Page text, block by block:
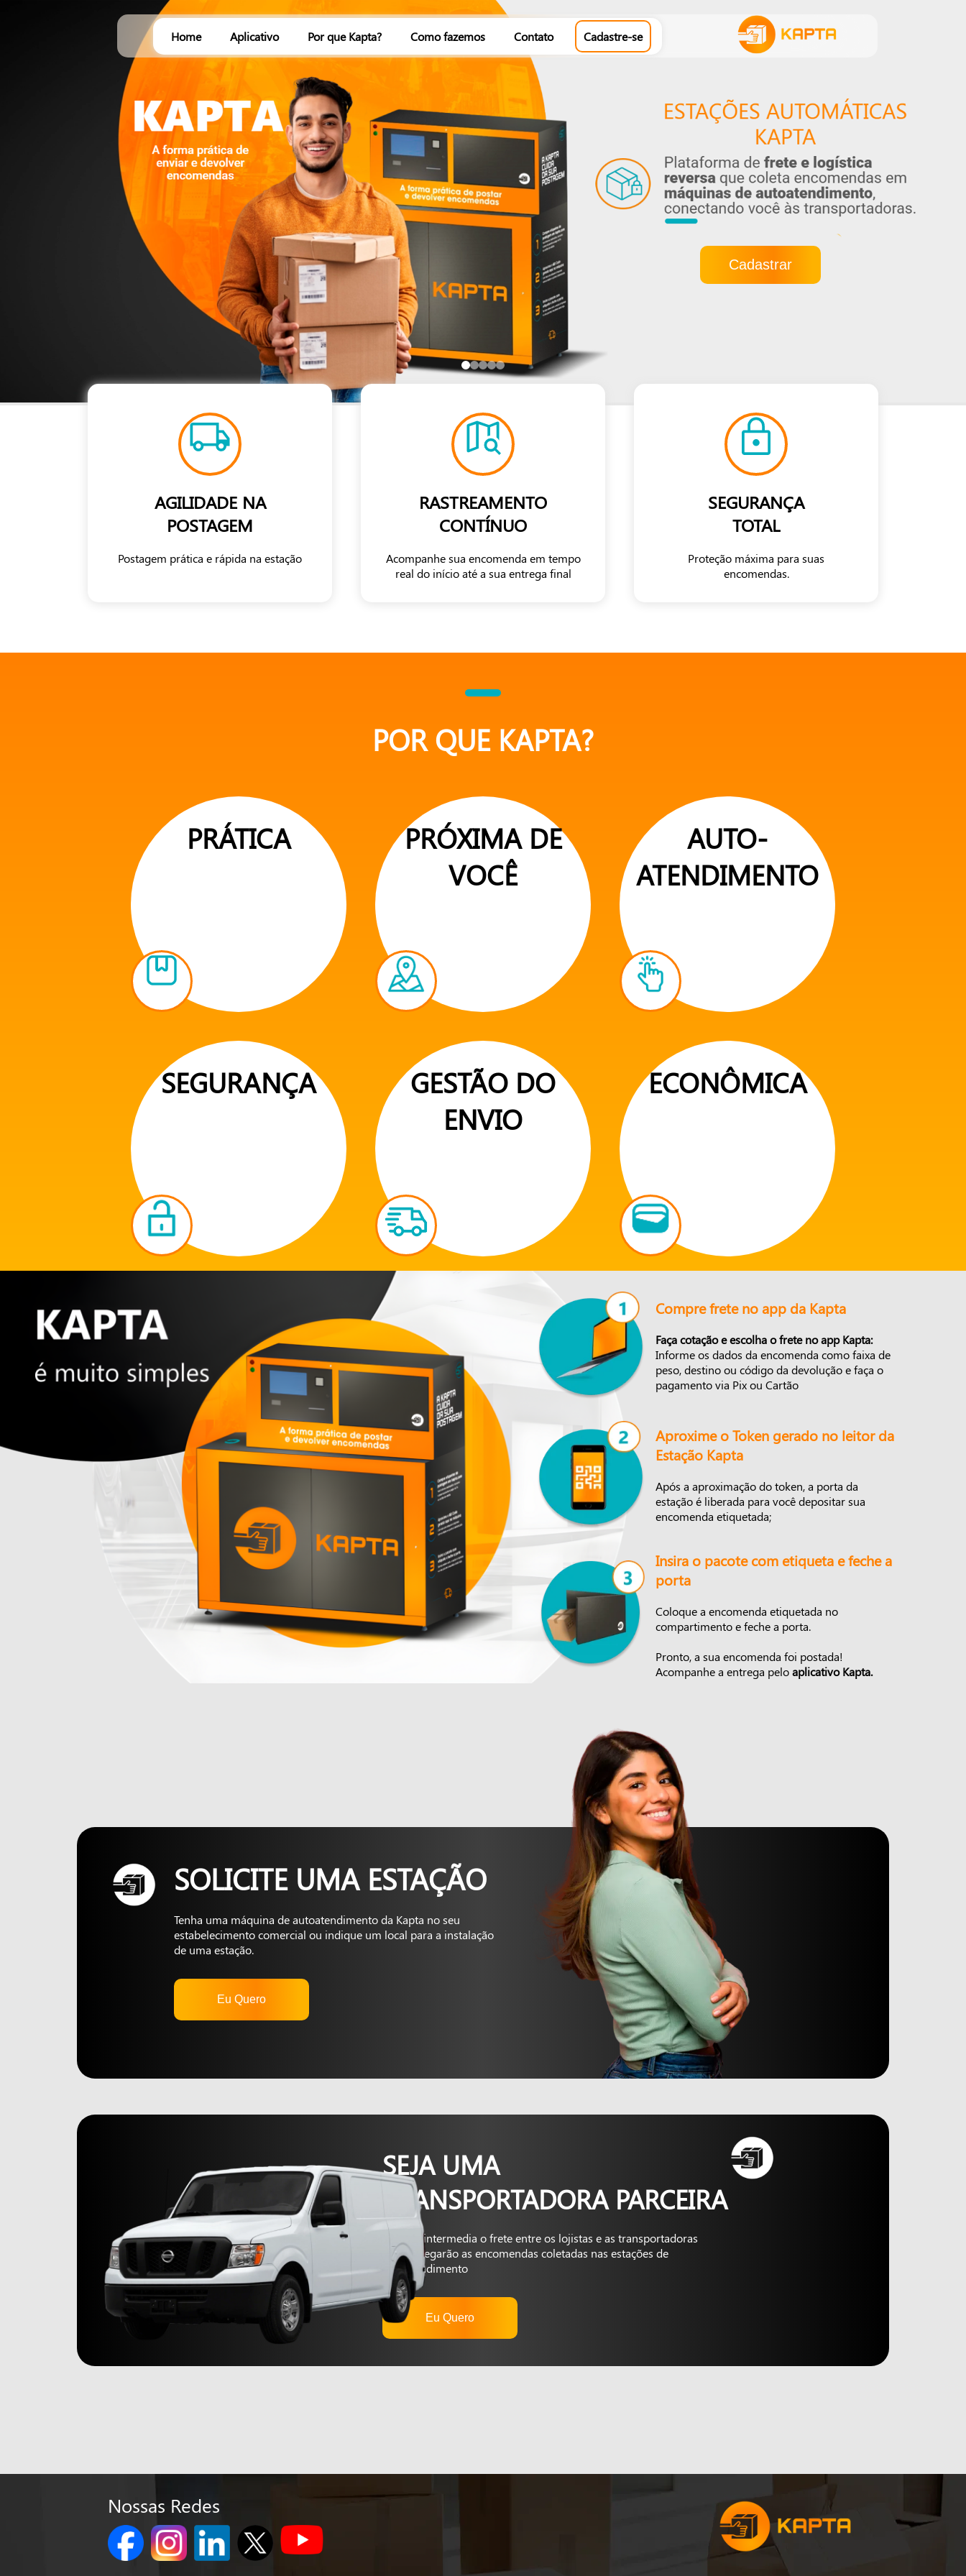
Home Aplicativo Por que Kapta? Como fazemos Contato Cadastre-se
Cadastrar
AGILIDADE NA
POSTAGEM
Postagem prática e rápida na estação
RASTREAMENTO
CONTÍNUO
Acompanhe sua encomenda em tempo
real do início até a sua entrega final
SEGURANÇA
TOTAL
Proteção máxima para suas
encomendas.
POR QUE KAPTA?
PRÁTICA
PRÓXIMA DE
VOCÊ
AUTO-
ATENDIMENTO
SEGURANÇA
GESTÃO DO
ENVIO
ECONÔMICA
Compre frete no app da Kapta
Faça cotação e escolha o frete no app Kapta:
Informe os dados da encomenda como faixa de
peso, destino ou código da devolução e faça o
pagamento via Pix ou Cartão
Aproxime o Token gerado no leitor da
Estação Kapta
Após a aproximação do token, a porta da
estação é liberada para você depositar sua
encomenda etiquetada;
Insira o pacote com etiqueta e feche a
porta
Coloque a encomenda etiquetada no
compartimento e feche a porta.
Pronto, a sua encomenda foi postada!
Acompanhe a entrega peloaplicativo Kapta.
SOLICITE UMA ESTAÇÃO
Tenha uma máquina de autoatendimento da Kapta no seu
estabelecimento comercial ou indique um local para a instalação
de uma estação.
Eu Quero
SEJA UMA
TRANSPORTADORA PARCEIRA
A Kapta intermedia o frete entre os lojistas e as transportadoras
que entregarão as encomendas coletadas nas estações de
autoatendimento
Eu Quero
Nossas Redes